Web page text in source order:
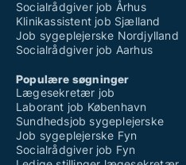
Socialrådgiver job Århus
Klinikassistent job Sjælland
Job sygeplejerske Nordjylland
Socialrådgiver job Aarhus
Populære søgninger
Lægesekretær job
Laborant job København
Sundhedsjob sygeplejerske
Job sygeplejerske Fyn
Socialrådgiver job Fyn